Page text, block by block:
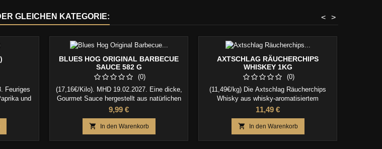
GLEICHEN KATEGORIE: >
<
Feuriges
und
frisch
Käse und
eine
BLUES HOG ORIGINAL BARBECUE
SAUCE 582 G
(0)
(17,16€/Kilo). MHD 19.02.2027. Eine dicke,
Gourmet Sauce hergestellt aus natürlichen
Zutaten Ausgezeichnet auf Schweinefleisch,
Rindfleisch, Wild, Fisch, Hot Wings,
gemischt mit Hackfleisch, Gemüse.
Großartig für grillen, smoking, und backen
Preis
9,99 €
 In den Warenkorb
AXTSCHLAG RÄUCHERCHIPS
WHISKEY 1KG
(0)
(11,49€/kg) Die Axtschlag Räucherchips
Whisky aus whisky-aromatisiertem
Eichenholz verleihen Fleisch, Fisch und
Gemüse eine markante, edle Whisky-Note.
Preis
11,49 €
 In den Warenkorb